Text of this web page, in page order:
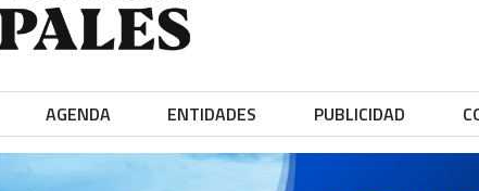
AGENDA ENTIDADES PUBLICIDAD